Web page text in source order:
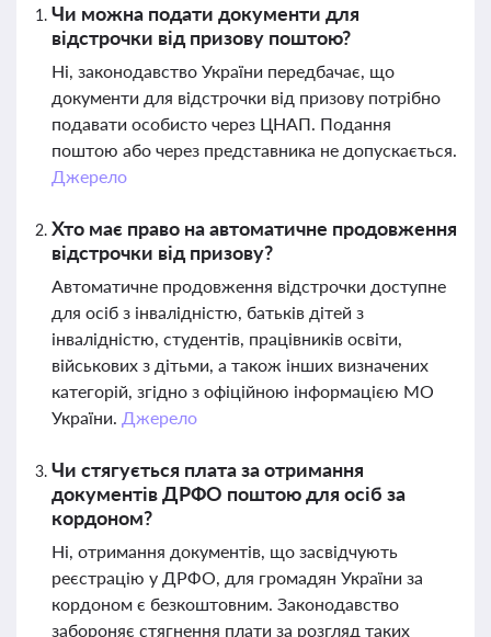
Чи можна подати документи для
відстрочки від призову поштою?
Ні, законодавство України передбачає, що
документи для відстрочки від призову потрібно
подавати особисто через ЦНАП. Подання
поштою або через представника не допускається.
Джерело
Хто має право на автоматичне продовження
відстрочки від призову?
Автоматичне продовження відстрочки доступне
для осіб з інвалідністю, батьків дітей з
інвалідністю, студентів, працівників освіти,
військових з дітьми, а також інших визначених
категорій, згідно з офіційною інформацією МО
України. Джерело
Чи стягується плата за отримання
документів ДРФО поштою для осіб за
кордоном?
Ні, отримання документів, що засвідчують
реєстрацію у ДРФО, для громадян України за
кордоном є безкоштовним. Законодавство
забороняє стягнення плати за розгляд таких